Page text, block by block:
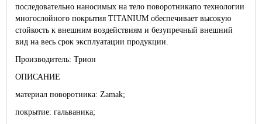
последовательно наносимых на тело поворотникапо технологии
многослойного покрытия TITANIUM обеспечивает высокую
стойкость к внешним воздействиям и безупречный внешний
вид на весь срок эксплуатации продукции.
Производитель: Трион
ОПИСАНИЕ
материал поворотника: Zamak;
покрытие: гальваника;